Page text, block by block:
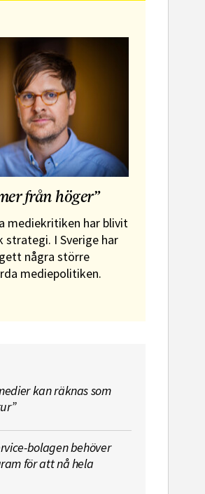
från höger”
mediekritiken har blivit
strategi. I Sverige har
några större
mediepolitiken.
kan räknas som
bolagen behöver
för att nå hela